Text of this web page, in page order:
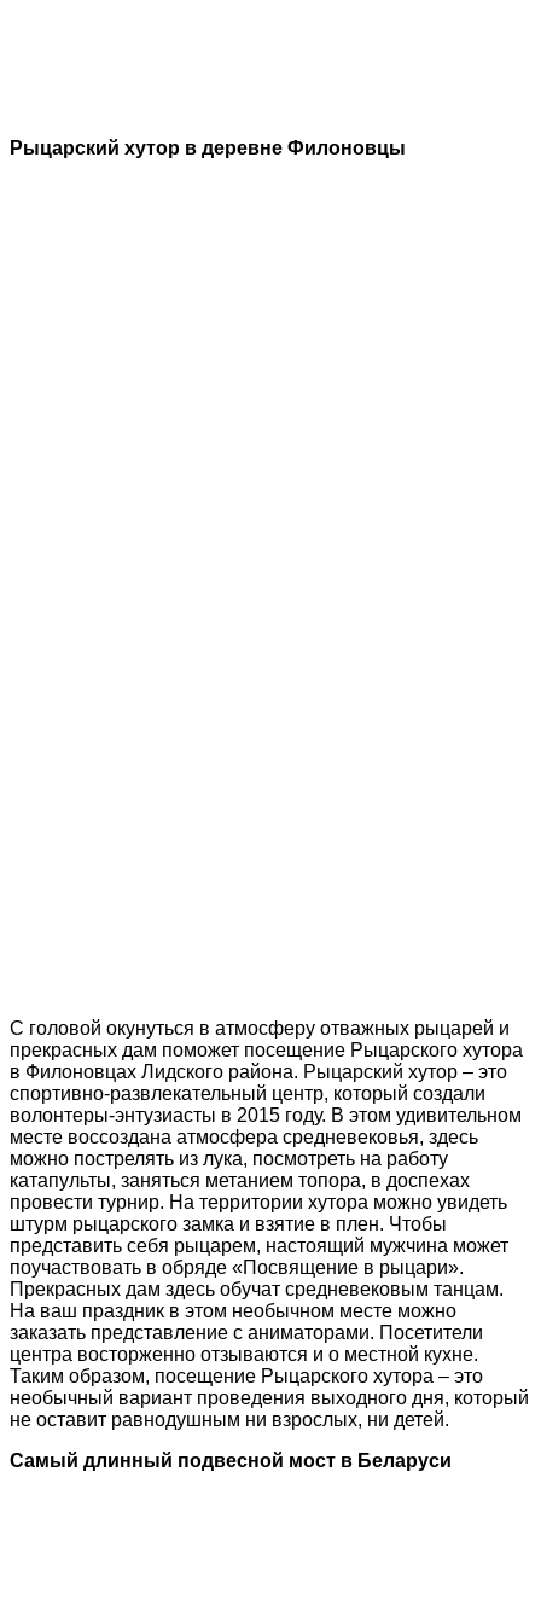
Рыцарский хутор в деревне Филоновцы
С головой окунуться в атмосферу отважных рыцарей и
прекрасных дам поможет посещение Рыцарского хутора
в Филоновцах Лидского района. Рыцарский хутор – это
спортивно-развлекательный центр, который создали
волонтеры-энтузиасты в 2015 году. В этом удивительном
месте воссоздана атмосфера средневековья, здесь
можно пострелять из лука, посмотреть на работу
катапульты, заняться метанием топора, в доспехах
провести турнир. На территории хутора можно увидеть
штурм рыцарского замка и взятие в плен. Чтобы
представить себя рыцарем, настоящий мужчина может
поучаствовать в обряде «Посвящение в рыцари».
Прекрасных дам здесь обучат средневековым танцам.
На ваш праздник в этом необычном месте можно
заказать представление с аниматорами. Посетители
центра восторженно отзываются и о местной кухне.
Таким образом, посещение Рыцарского хутора – это
необычный вариант проведения выходного дня, который
не оставит равнодушным ни взрослых, ни детей.
Самый длинный подвесной мост в Беларуси